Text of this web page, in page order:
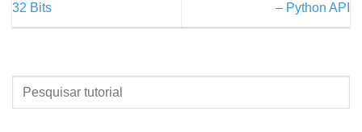
PESQUISAR
TUTORIAL
32 Bits
– Python API